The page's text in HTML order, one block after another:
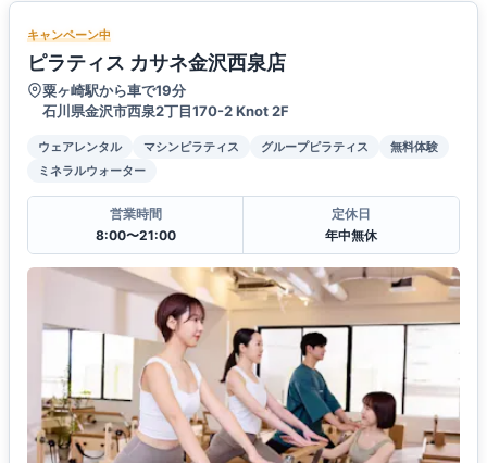
キャンペーン中
ピラティス カサネ金沢西泉店
粟ヶ崎駅から車で19分
石川県金沢市西泉2丁目170-2 Knot 2F
ウェアレンタル マシンピラティス グループピラティス
無料体験
ミネラルウォーター
営業時間
8:00〜21:00
定休日
年中無休